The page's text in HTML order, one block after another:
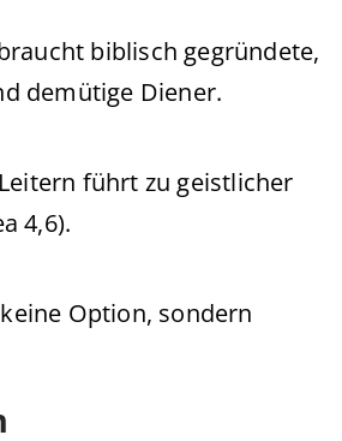
biblisch gegründete,
demütige Diener.
führt zu geistlicher
4,6).
Option, sondern